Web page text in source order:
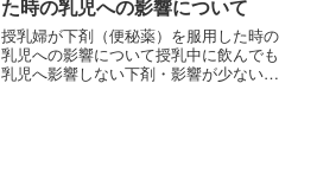
た時の乳児への影響について
授乳婦が下剤（便秘薬）を服用した時の
乳児への影響について授乳中に飲んでも
乳児へ影響しない下剤・影響が少ない下